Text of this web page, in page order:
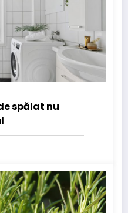
spălat nu